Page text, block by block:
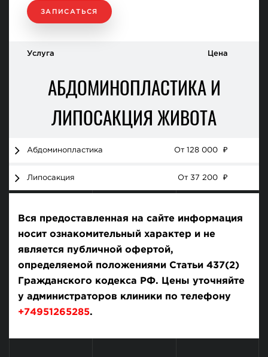
ЗАПИСАТЬСЯ
Услуга Цена
АБДОМИНОПЛАСТИКА И
ЛИПОСАКЦИЯ ЖИВОТА
Абдоминопластика От 128 000 ₽
Липосакция От 37 200 ₽
Вся предоставленная на сайте информация
носит ознакомительный характер и не
является публичной офертой,
определяемой положениями Статьи 437(2)
Гражданского кодекса РФ. Цены уточняйте
у администраторов клиники по телефону
+74951265285.